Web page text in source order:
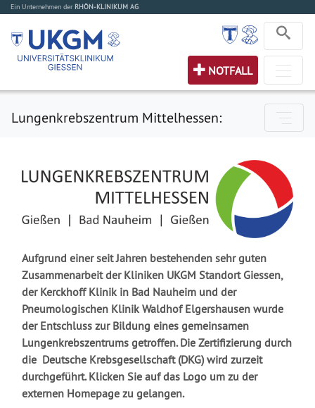
Ein Unternehmen der RHÖN-KLINIKUM AG
NOTFALL
Lungenkrebszentrum Mittelhessen:
Aufgrund einer seit Jahren bestehenden sehr guten
Zusammenarbeit der Kliniken UKGM Standort Giessen,
der Kerckhoff Klinik in Bad Nauheim und der
Pneumologischen Klinik Waldhof Elgershausen wurde
der Entschluss zur Bildung eines gemeinsamen
Lungenkrebszentrums getroffen. Die Zertifizierung durch
die Deutsche Krebsgesellschaft (DKG) wird zurzeit
durchgeführt. Klicken Sie auf das Logo um zu der
externen Homepage zu gelangen.